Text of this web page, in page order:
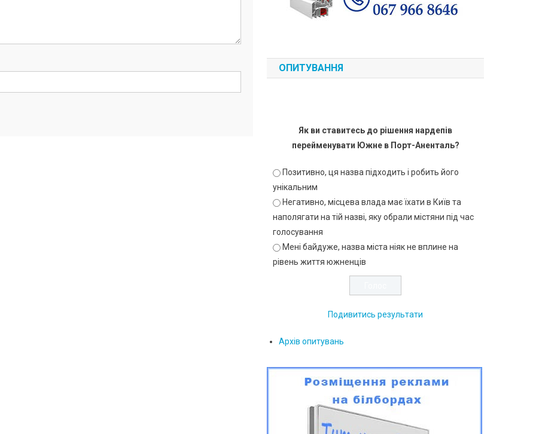
ОПИТУВАННЯ
Як ви ставитесь до рішення нардепів
перейменувати Южне в Порт-Аненталь?
Позитивно, ця назва підходить і робить його
унікальним
Негативно, місцева влада має їхати в Київ та
наполягати на тій назві, яку обрали містяни під час
голосування
Мені байдуже, назва міста ніяк не вплине на
рівень життя южненців
Подивитись результати
Архів опитувань